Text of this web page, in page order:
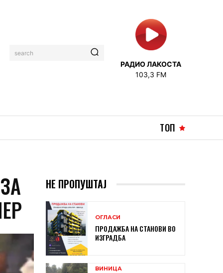
search
РАДИО ЛАКОСТА
103,3 FM
ТОП
НЕ ПРОПУШТАЈ
ОГЛАСИ
ПРОДАЖБА НА СТАНОВИ ВО
ИЗГРАДБА
ВИНИЦА